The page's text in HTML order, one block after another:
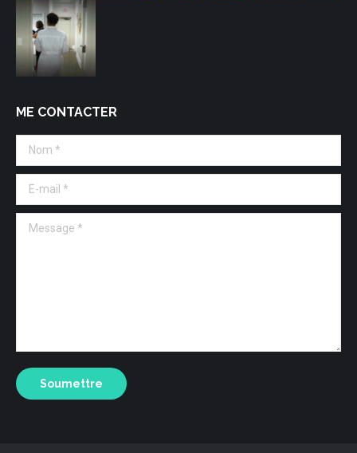
ME CONTACTER
Nom *
E-mail *
Message *
Soumettre